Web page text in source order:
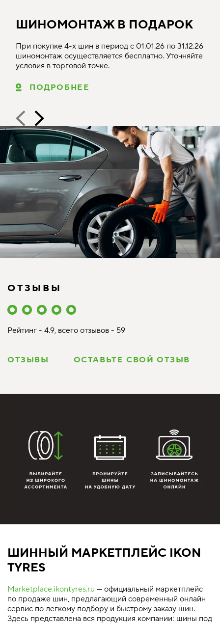
ШИНОМОНТАЖ В ПОДАРОК
При покупке 4-х шин в период с 01.01.26 по 31.12.26
шиномонтаж осуществляется бесплатно. Уточняйте
условия в торговой точке.
ПОДРОБНЕЕ
ОТЗЫВЫ
Рейтинг - 4.9, всего отзывов - 59
ОТЗЫВЫ ОСТАВЬТЕ СВОЙ ОТЗЫВ
ШИННЫЙ МАРКЕТПЛЕЙС IKON
TYRES
Marketplace.ikontyres.ru — официальный маркетплейс
по продаже шин, предлагающий современный онлайн
сервис по легкому подбору и быстрому заказу шин.
Здесь представлена вся продукция компании: шины под